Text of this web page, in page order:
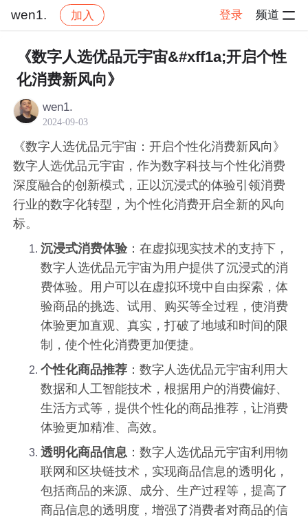
wen1. 加入 登录 频道
社区 wen1. 交流讨论 帖子详情
《数字人选优品元宇宙&#xff1a;开启个性
化消费新风向》
wen1.
2024-09-03
《数字人选优品元宇宙：开启个性化消费新风向》
数字人选优品元宇宙，作为数字科技与个性化消费
深度融合的创新模式，正以沉浸式的体验引领消费
行业的数字化转型，为个性化消费开启全新的风向
标。
沉浸式消费体验：在虚拟现实技术的支持下，
数字人选优品元宇宙为用户提供了沉浸式的消
费体验。用户可以在虚拟环境中自由探索，体
验商品的挑选、试用、购买等全过程，使消费
体验更加直观、真实，打破了地域和时间的限
制，使个性化消费更加便捷。
个性化商品推荐 ：数字人选优品元宇宙利用大
数据和人工智能技术，根据用户的消费偏好、
生活方式等，提供个性化的商品推荐，让消费
体验更加精准、高效。
透明化商品信息 ：数字人选优品元宇宙利用物
联网和区块链技术，实现商品信息的透明化，
包括商品的来源、成分、生产过程等，提高了
商品信息的透明度，增强了消费者对商品的信